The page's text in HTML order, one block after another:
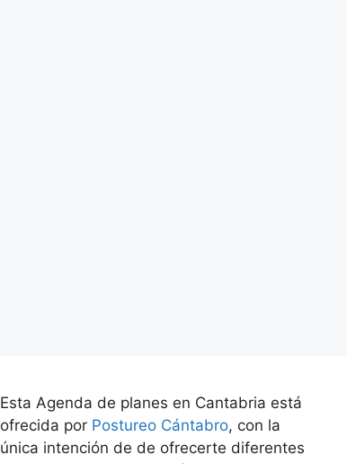
Esta Agenda de planes en Cantabria está
ofrecida por Postureo Cántabro, con la
única intención de de ofrecerte diferentes